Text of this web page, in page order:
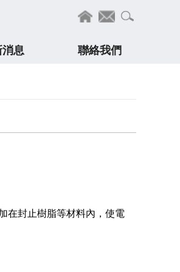
消息 聯絡我們
在封止樹脂等材料內，使電